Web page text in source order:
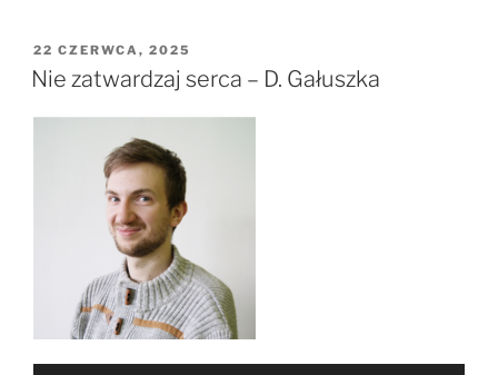
OPUBLIKOWANE
W
22 CZERWCA, 2025
Nie zatwardzaj serca – D. Gałuszka